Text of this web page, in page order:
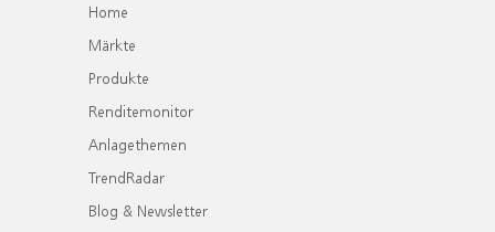
Home
Märkte
Produkte
Renditemonitor
Anlagethemen
TrendRadar
Blog & Newsletter